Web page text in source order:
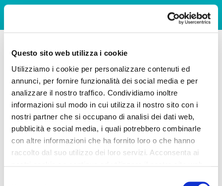
Questo sito web utilizza i cookie
Utilizziamo i cookie per personalizzare contenuti ed
annunci, per fornire funzionalità dei social media e per
analizzare il nostro traffico. Condividiamo inoltre
informazioni sul modo in cui utilizza il nostro sito con i
nostri partner che si occupano di analisi dei dati web,
pubblicità e social media, i quali potrebbero combinarle
con altre informazioni che ha fornito loro o che hanno
raccolto dal suo utilizzo dei loro servizi. Acconsenta ai